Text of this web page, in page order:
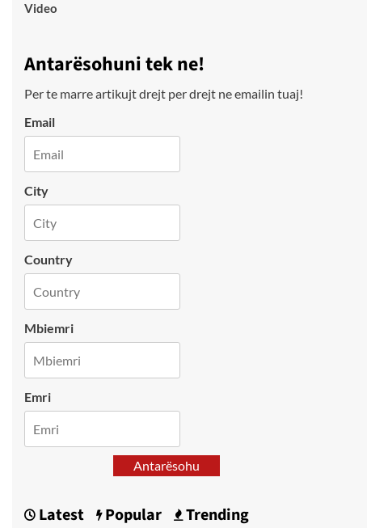
Video
Antarësohuni tek ne!
Per te marre artikujt drejt per drejt ne emailin tuaj!
Email
City
Country
Mbiemri
Emri
Antarësohu
Latest Popular Trending